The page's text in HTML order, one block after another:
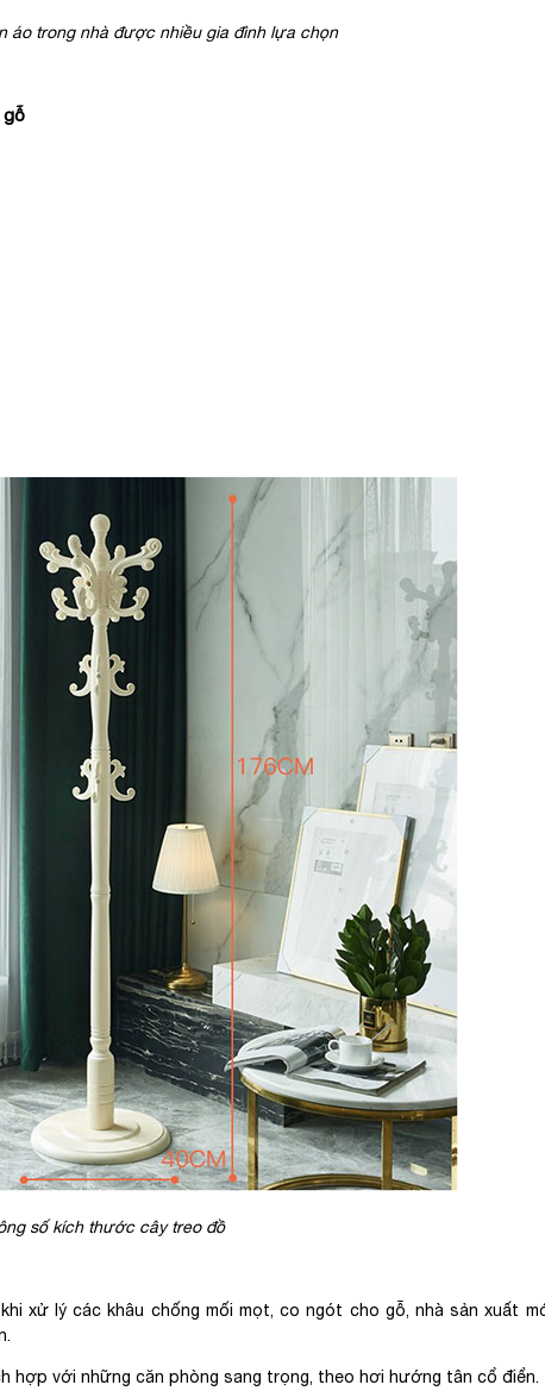
áo trong nhà được nhiều gia đình lựa chọn
gỗ
số kích thước cây treo đồ
xử lý các khâu chống mối mọt, co ngót cho gỗ, nhà sản xuất
hợp với những căn phòng sang trọng, theo hơi hướng tân cổ điển.